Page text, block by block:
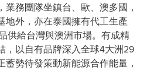
務團隊坐鎮台、歐、澳多國，
地外，亦在泰國擁有代工生產
供給台灣與澳洲市場。有成精
，以自有品牌深入全球4大洲29
勢待發策動新能源合作能量，